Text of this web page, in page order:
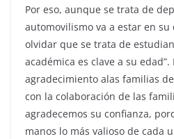
Por eso, aunque se trata de
automovilismo va a estar en
olvidar que se trata de
académica es clave a su
agradecimiento alas familias
con la colaboración de las
agradecemos su confianza,
manos lo más valioso de cada